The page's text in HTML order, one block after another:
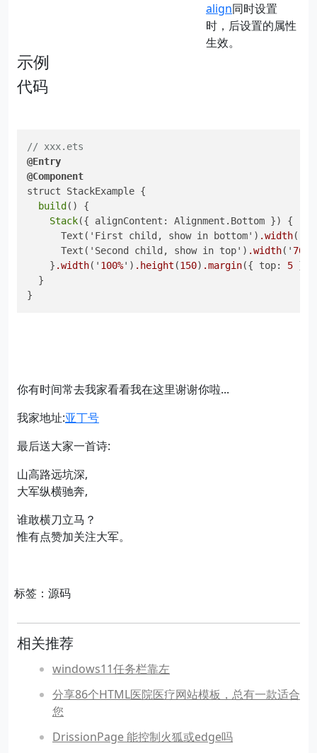
align同时设置
时，后设置的属性
生效。
示例
代码
// xxx.ets
@Entry
@Component
struct StackExample {
build () {
Stack({ alignContent: Alignment.Bottom }) {
      Text('First child, show in bottom')
.width('
      Text('Second child, show in top')
.width(' 70%
    }
.width(' 100%') .height (150) .margin({ top: 5 })
  }
}
你有时间常去我家看看我在这里谢谢你啦...
我家地址:亚丁号
最后送大家一首诗:
山高路远坑深,
大军纵横驰奔,
谁敢横刀立马？
惟有点赞加关注大军。
标签：源码
相关推荐
windows11任务栏靠左
分享86个HTML医院医疗网站模板，总有一款适合
您
DrissionPage 能控制火狐或edge吗